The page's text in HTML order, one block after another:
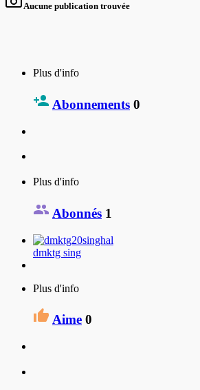
Aucune publication trouvée
Plus d'info
Abonnements 0
Plus d'info
Abonnés 1
dmktg sing
Plus d'info
Aime 0